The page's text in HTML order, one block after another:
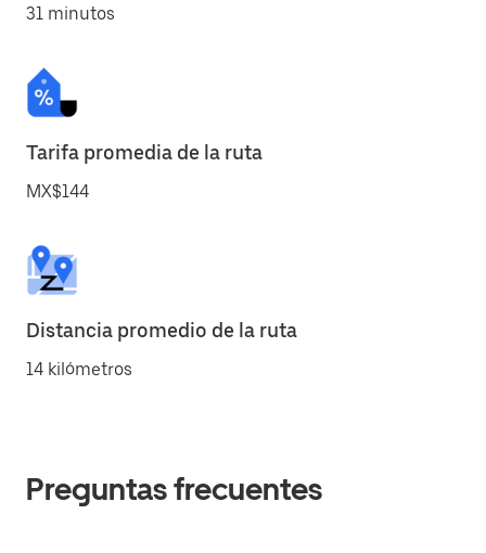
31 minutos
Tarifa promedia de la ruta
MX$144
Distancia promedio de la ruta
14 kilómetros
Preguntas frecuentes